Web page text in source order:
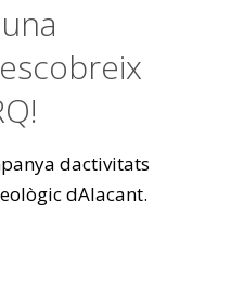
dactivitats
dAlacant.